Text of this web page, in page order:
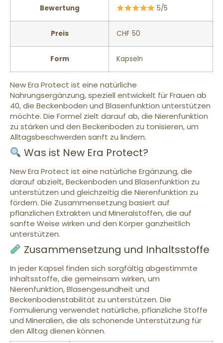
Bewertung 5/5
Preis CHF 50
Form Kapseln
New Era Protect ist eine natürliche
Nahrungsergänzung, speziell entwickelt für Frauen ab
40, die Beckenboden und Blasenfunktion unterstützen
möchte. Die Formel zielt darauf ab, die Nierenfunktion
zu stärken und den Beckenboden zu tonisieren, um
Alltagsbeschwerden sanft zu lindern.
Was ist New Era Protect?
New Era Protect ist eine natürliche Ergänzung, die
darauf abzielt, Beckenboden und Blasenfunktion zu
unterstützen und gleichzeitig die Nierenfunktion zu
fördern. Die Zusammensetzung basiert auf
pflanzlichen Extrakten und Mineralstoffen, die auf
sanfte Weise wirken und den Körper ganzheitlich
unterstützen.
Zusammensetzung und Inhaltsstoffe
In jeder Kapsel finden sich sorgfältig abgestimmte
Inhaltsstoffe, die gemeinsam wirken, um
Nierenfunktion, Blasengesundheit und
Beckenbodenstabilität zu unterstützen. Die
Formulierung verwendet natürliche, pflanzliche Stoffe
und Mineralien, die als schonende Unterstützung für
den Alltag dienen können.